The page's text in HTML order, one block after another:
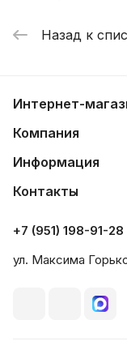
Назад к
Интернет-
Компания
Информация
Контакты
+7 (951) 198-91-28
ул. Максима